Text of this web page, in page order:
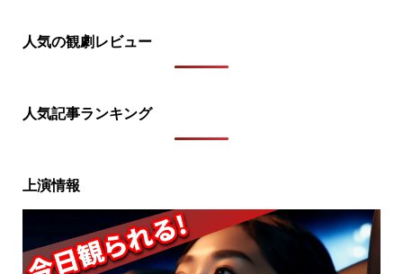
人気の観劇レビュー
人気記事ランキング
上演情報